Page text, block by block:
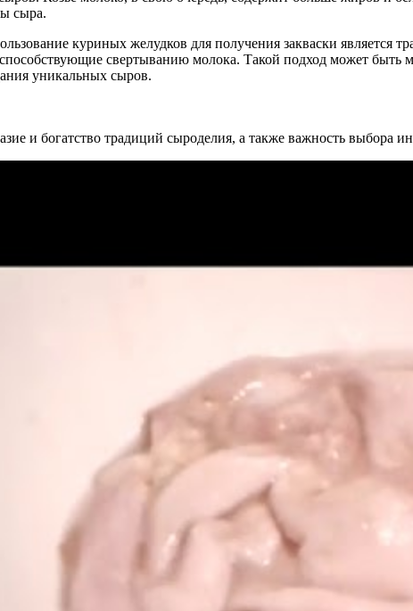
сыра.
куриных желудков для получения закваски является
свертыванию молока. Такой подход может быть
уникальных сыров.
и богатство традиций сыроделия, а также важность выбора